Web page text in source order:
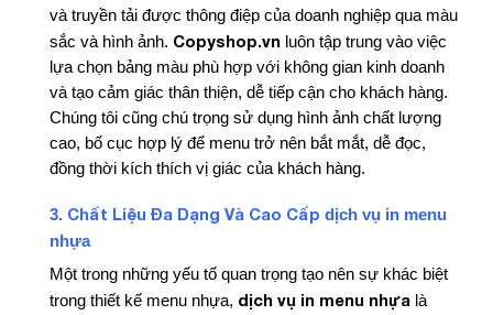
và truyền tải được thông điệp của doanh nghiệp qua màu
sắc và hình ảnh. Copyshop.vn luôn tập trung vào việc
lựa chọn bảng màu phù hợp với không gian kinh doanh
và tạo cảm giác thân thiện, dễ tiếp cận cho khách hàng.
Chúng tôi cũng chú trọng sử dụng hình ảnh chất lượng
cao, bố cục hợp lý để menu trở nên bắt mắt, dễ đọc,
đồng thời kích thích vị giác của khách hàng.
3. Chất Liệu Đa Dạng Và Cao Cấp dịch vụ in menu
nhựa
Một trong những yếu tố quan trọng tạo nên sự khác biệt
trong thiết kế menu nhựa, dịch vụ in menu nhựa là